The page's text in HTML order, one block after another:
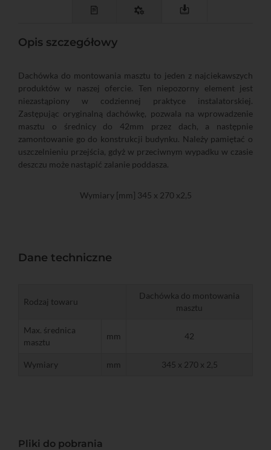
Opis szczegółowy
Dachówka do montowania masztu to jeden z najciekawszych
produktów w naszej ofercie. Ten niepozorny element jest
niezastąpiony w codziennej praktyce instalatorskiej.
Zastępując oryginalną dachówkę, pozwala na wprowadzenie
masztu o średnicy do 42mm przez dach, a następnie
zamontowanie go do konstrukcji budynku. Należy pamiętać o
uszczelnieniu przejścia, gdyż w przeciwnym wypadku w czasie
deszczu może nastąpić zalanie poddasza.
Wymiary [mm] 345 x 270 x2,5
Dane techniczne
Rodzaj towaru
Dachówka do montowania
masztu
Max. średnica
masztu
mm 42
Wymiary mm 345 x 270 x 2,5
Pliki do pobrania